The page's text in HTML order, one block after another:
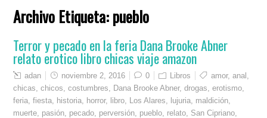
Archivo Etiqueta:pueblo
Terror y pecado en la feria Dana Brooke Abner
relato erotico libro chicas viaje amazon
adan noviembre 2, 2016 0 Libros amor,anal
chicas ,chicos ,costumbres Dana Brooke Abner,drogas ,erotismo
feria ,fiesta historia horror, libro Los Alares lujuria maldición
muerte pasión pecado perversión pueblo relato San Cipriano